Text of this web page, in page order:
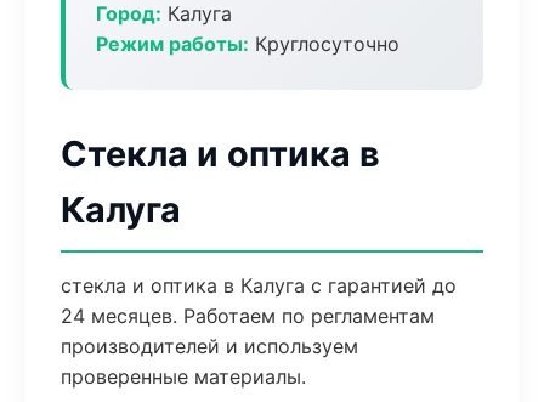
Город: Калуга
Режим работы: Круглосуточно
Стекла и оптика в
Калуга
стекла и оптика в Калуга с гарантией до
24 месяцев. Работаем по регламентам
производителей и используем
проверенные материалы.